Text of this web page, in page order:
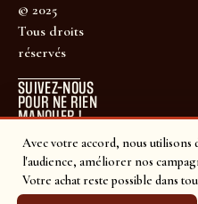
Avec votre accord, nous utilisons
l'audience, améliorer nos
Votre achat reste possible dans
© 2025
Tous droits
réservés
SUIVEZ-NOUS
POUR NE RIEN
MANQUER !